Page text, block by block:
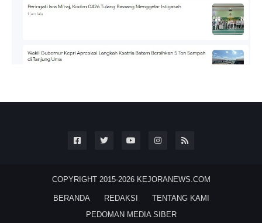
COPYRIGHT 2015-2026 KEJORANEWS.COM
BERANDA REDAKSI
TENTANG KAMI
PEDOMAN MEDIA SIBER